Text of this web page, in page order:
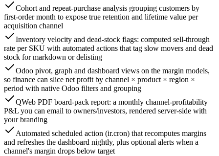
Cohort and repeat-purchase analysis grouping customers by
first-order month to expose true retention and lifetime value per
acquisition channel
Inventory velocity and dead-stock flags: computed sell-through
rate per SKU with automated actions that tag slow movers and dead
stock for markdown or delisting
Odoo pivot, graph and dashboard views on the margin models,
so finance can slice net profit by channel × product × region ×
period with native Odoo filters and grouping
QWeb PDF board-pack report: a monthly channel-profitability
P&L you can email to owners/investors, rendered server-side with
your branding
Automated scheduled action (ir.cron) that recomputes margins
and refreshes the dashboard nightly, plus optional alerts when a
channel's margin drops below target